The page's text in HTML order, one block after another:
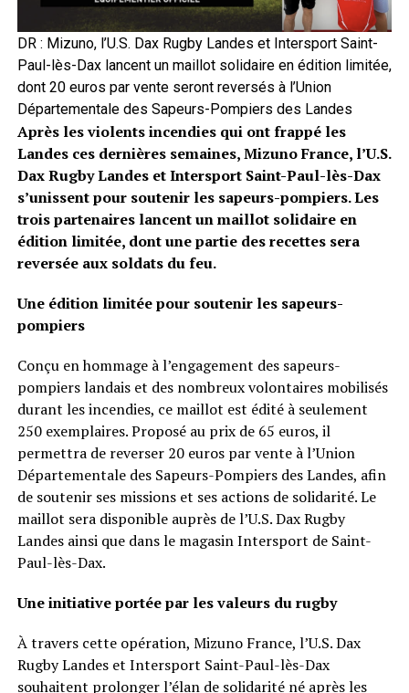
DR : Mizuno, l’U.S. Dax Rugby Landes et Intersport Saint-
Paul-lès-Dax lancent un maillot solidaire en édition limitée,
dont 20 euros par vente seront reversés à l’Union
Départementale des Sapeurs-Pompiers des Landes
Après les violents incendies qui ont frappé les
Landes ces dernières semaines, Mizuno France, l’U.S.
Dax Rugby Landes et Intersport Saint-Paul-lès-Dax
s’unissent pour soutenir les sapeurs-pompiers. Les
trois partenaires lancent un maillot solidaire en
édition limitée, dont une partie des recettes sera
reversée aux soldats du feu.
Une édition limitée pour soutenir les sapeurs-
pompiers
Conçu en hommage à l’engagement des sapeurs-
pompiers landais et des nombreux volontaires mobilisés
durant les incendies, ce maillot est édité à seulement
250 exemplaires. Proposé au prix de 65 euros, il
permettra de reverser 20 euros par vente à l’Union
Départementale des Sapeurs-Pompiers des Landes, afin
de soutenir ses missions et ses actions de solidarité. Le
maillot sera disponible auprès de l’U.S. Dax Rugby
Landes ainsi que dans le magasin Intersport de Saint-
Paul-lès-Dax.
Une initiative portée par les valeurs du rugby
À travers cette opération, Mizuno France, l’U.S. Dax
Rugby Landes et Intersport Saint-Paul-lès-Dax
souhaitent prolonger l’élan de solidarité né après les